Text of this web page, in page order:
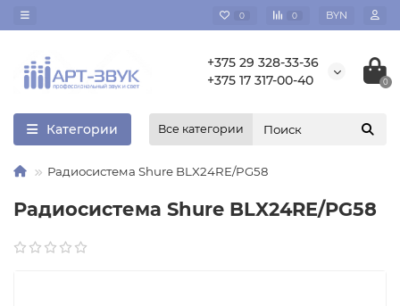
0 0 BYN
+375 29 328-33-36
+375 17 317-00-40
0
Категории Все категории
Радиосистема Shure BLX24RE/PG58
Радиосистема Shure BLX24RE/PG58